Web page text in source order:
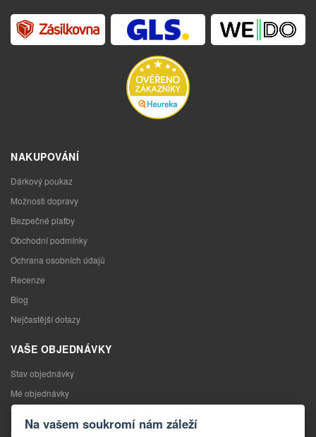
NAKUPOVÁNÍ
Dárkový poukaz
Možnosti dopravy
Bezpečné platby
Obchodní podmínky
Ochrana osobních údajů
Recenze
Blog
Nejčastější dotazy
VAŠE OBJEDNÁVKY
Stav objednávky
Mé objednávky
Výměna zboží
Odstoupení od kupní smlouvy
Na vašem soukromí nám záleží